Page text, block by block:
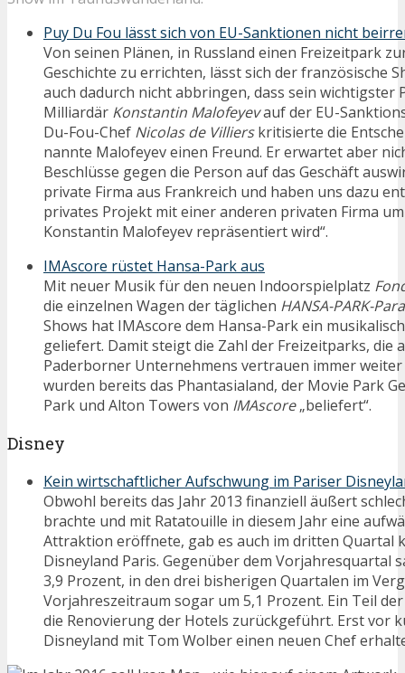
Puy Du Fou lässt sich von EU-Sanktionen nicht
Von seinen Plänen, in Russland einen Freizeitpark
Geschichte zu errichten, lässt sich der französische
auch dadurch nicht abbringen, dass sein wichtigster
Milliardär Konstantin Malofeyevauf der EU-
Du-Fou-Chef Nicolas de Villierskritisierte die
nannte Malofeyev einen Freund. Er erwartet aber
Beschlüsse gegen die Person auf das Geschäft
private Firma aus Frankreich und haben uns dazu
privates Projekt mit einer anderen privaten Firma
Konstantin Malofeyev repräsentiert wird“.
IMAscore rüstet Hansa-Park aus
Mit neuer Musik für den neuen Indoorspielplatz
die einzelnen Wagen der täglichen HANSA-PARK-
Shows hat IMAscore dem Hansa-Park ein
geliefert. Damit steigt die Zahl der Freizeitparks, die
Paderborner Unternehmens vertrauen immer
wurden bereits das Phantasialand, der Movie Park
Park und Alton Towers von IMAscore„beliefert“.
Disney
Kein wirtschaftlicher Aufschwung im Pariser
Obwohl bereits das Jahr 2013 finanziell äußert
brachte und mit Ratatouille in diesem Jahr eine
Attraktion eröffnete, gab es auch im dritten Quartal
Disneyland Paris. Gegenüber dem Vorjahresquartal
3,9 Prozent, in den drei bisherigen Quartalen im
Vorjahreszeitraum sogar um 5,1 Prozent. Ein Teil
die Renovierung der Hotels zurückgeführt. Erst vor
Disneyland mit Tom Wolber einen neuen Chef